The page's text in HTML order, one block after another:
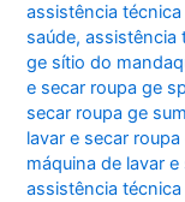
assistência
saúde,assistência
ge sítio do
e secar roupa ge sp
secar roupa ge
lavar e secar
máquina de lavar
assistência